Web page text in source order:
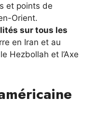
et points de
Orient.
sur tous les
en Iran et au
Hezbollah et l’Axe